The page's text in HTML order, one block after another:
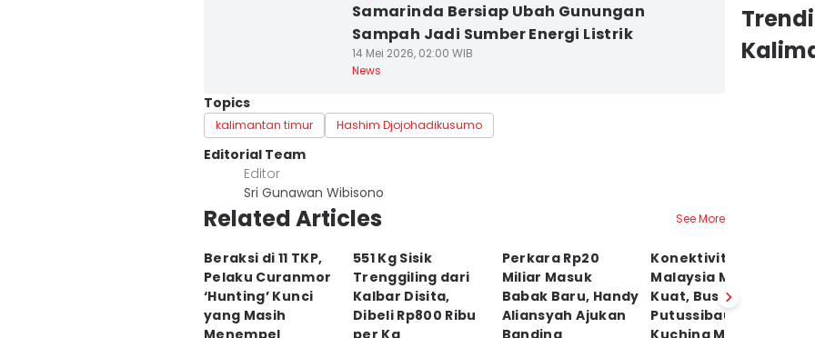
Samarinda Bersiap Ubah Gunungan
Sampah Jadi Sumber Energi Listrik
14 Mei 2026, 02:00 WIB
News
Topics
kalimantan timur Hashim Djojohadikusumo
Editorial Team
Editor
Sri Gunawan Wibisono
Related Articles See More
Beraksi di 11 TKP,
Pelaku Curanmor
‘Hunting’ Kunci
yang Masih
Menempel
551 Kg Sisik
Trenggiling dari
Kalbar Disita,
Dibeli Rp800 Ribu
per Kg
Perkara Rp20
Miliar Masuk
Babak Baru, Handy
Aliansyah Ajukan
Banding
Konektivitas RI–
Malaysia Makin
Kuat, Bus
Putussibau–
Kuching Masuki